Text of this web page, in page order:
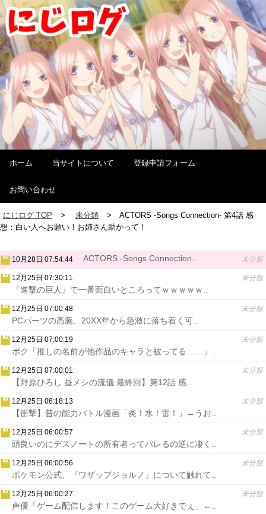
ホーム 当サイトについて 登録申請フォーム
お問い合わせ
にじログ TOP 未分類
ACTORS -Songs Connection- 第4話 感
想：白い人へお願い！お姉さん助かって！
10月28日 07:54:44 未分類
ACTORS -Songs Connection..
12月25日 07:30:11 未分類
『進撃の巨人』で一番面白いところってｗｗｗｗｗ..
12月25日 07:00:48 未分類
PCパーツの高騰、20XX年から急激に落ち着く可..
12月25日 07:00:19 未分類
ボク「推しの名前が他作品のキャラと被ってる……」..
12月25日 07:00:01 未分類
【野原ひろし 昼メシの流儀 最終回】第12話 感..
12月25日 06:18:13 未分類
【衝撃】昔の能力バトル漫画「炎！水！雷！」←うお..
12月25日 06:00:57 未分類
頭良いのにデスノートの所有者ってバレるの逆に凄く..
12月25日 06:00:56 未分類
ポケモン公式、『ワザップジョルノ』について触れて..
12月25日 06:00:27 未分類
声優「ゲーム配信します！このゲーム大好きでぇ」←..